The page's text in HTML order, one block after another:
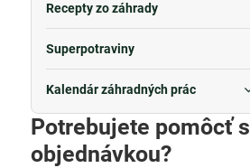
Recepty zo záhrady
Superpotraviny
Kalendár záhradných prác
Potrebujete pomôcť s
objednávkou?